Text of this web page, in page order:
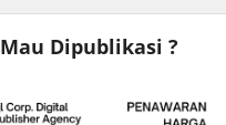
Mau Dipublikasi ?